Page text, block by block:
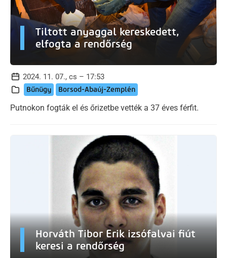
Tiltott anyaggal kereskedett,
elfogta a rendőrség
2024. 11. 07., cs – 17:53
Bűnügy Borsod-Abaúj-Zemplén
Putnokon fogták el és őrizetbe vették a 37 éves férfit.
Horváth Tibor Erik izsófalvai fiút
keresi a rendőrség